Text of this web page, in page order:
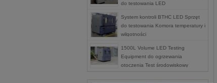
do testowania LED
System kontroli BTHC LED Sprzęt
do testowania Komora temperatury i
wilgotności
1500L Volume LED Testing
Equipment do ogrzewania
otoczenia Test środowiskowy